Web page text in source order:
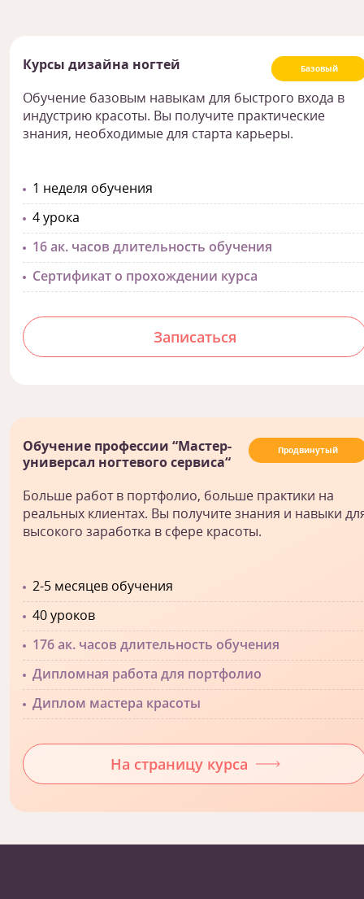
Базовый
Курсы дизайна ногтей
Обучение базовым навыкам для быстрого входа в
индустрию красоты. Вы получите практические
знания, необходимые для старта карьеры.
1 неделя обучения
4 урока
16 ак. часов длительность обучения
Сертификат о прохождении курса
Записаться
Продвинутый
Обучение профессии “Мастер-
универсал ногтевого сервиса“
Больше работ в портфолио, больше практики на
реальных клиентах. Вы получите знания и навыки
высокого заработка в сфере красоты.
2-5 месяцев обучения
40 уроков
176 ак. часов длительность обучения
Дипломная работа для портфолио
Диплом мастера красоты
На страницу курса